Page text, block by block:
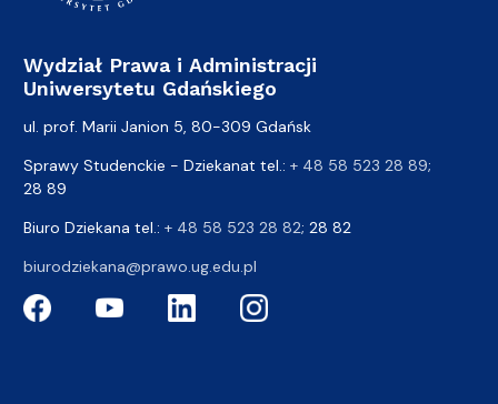
Wydział Prawa i Administracji
Uniwersytetu Gdańskiego
ul. prof. Marii Janion 5, 80-309 Gdańsk
Sprawy Studenckie - Dziekanat tel.: + 48 58 523 28 89;
28 89
Biuro Dziekana tel.: + 48 58 523 28 82; 28 82
biurodziekana@prawo.ug.edu.pl